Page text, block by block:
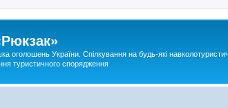
оголошень України. Спілкування на будь-які
туристичного спорядження